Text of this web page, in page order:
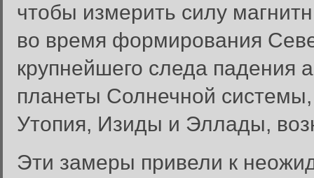
чтобы измерить силу
во время формирования
крупнейшего следа падения
планеты Солнечной
Утопия, Изиды и Эллады,
Эти замеры привели к